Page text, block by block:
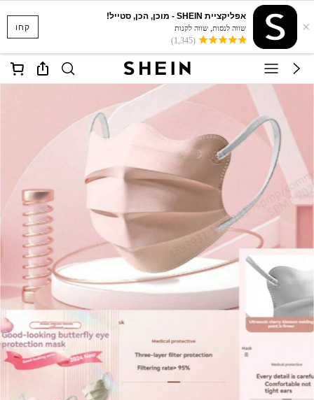
קחו ×
אפליקציית SHEIN - מוכן, הכן, סטייל!
שווה לנסות, שווה לקנות
(1,345)